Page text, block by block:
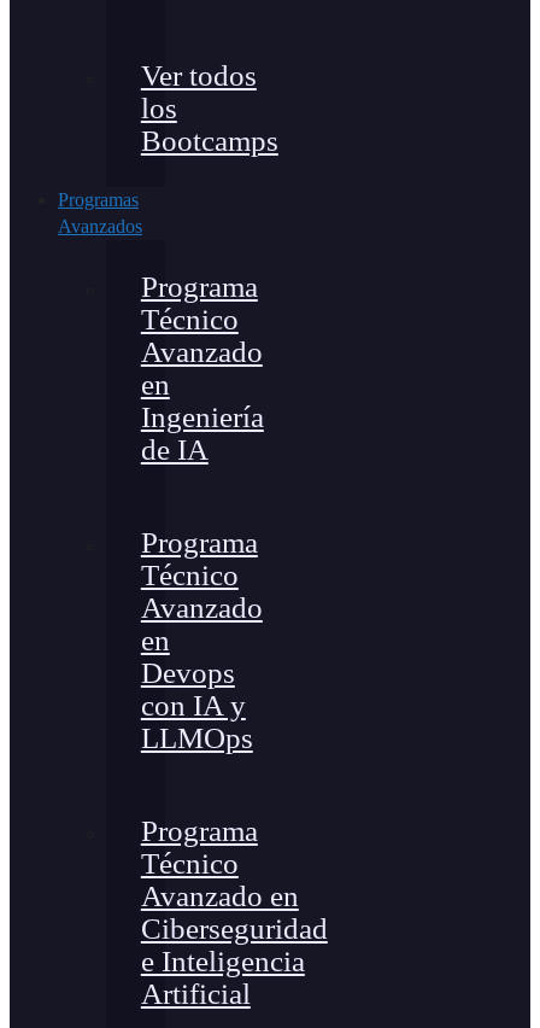
Ver todos
los
Bootcamps
Programas
Avanzados
Programa
Técnico
Avanzado
en
Ingeniería
de IA
Programa
Técnico
Avanzado
en
Devops
con IA y
LLMOps
Programa
Técnico
Avanzado en
Ciberseguridad
e Inteligencia
Artificial